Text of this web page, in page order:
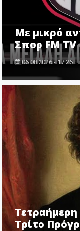
Με μικρό
Σπορ FM TV
06.08.2026 - 17:26
Τρίτο